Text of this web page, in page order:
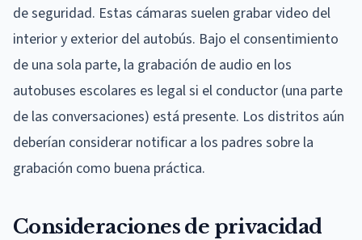
de seguridad. Estas cámaras suelen grabar video del
interior y exterior del autobús. Bajo el consentimiento
de una sola parte, la grabación de audio en los
autobuses escolares es legal si el conductor (una parte
de las conversaciones) está presente. Los distritos aún
deberían considerar notificar a los padres sobre la
grabación como buena práctica.
Consideraciones de privacidad